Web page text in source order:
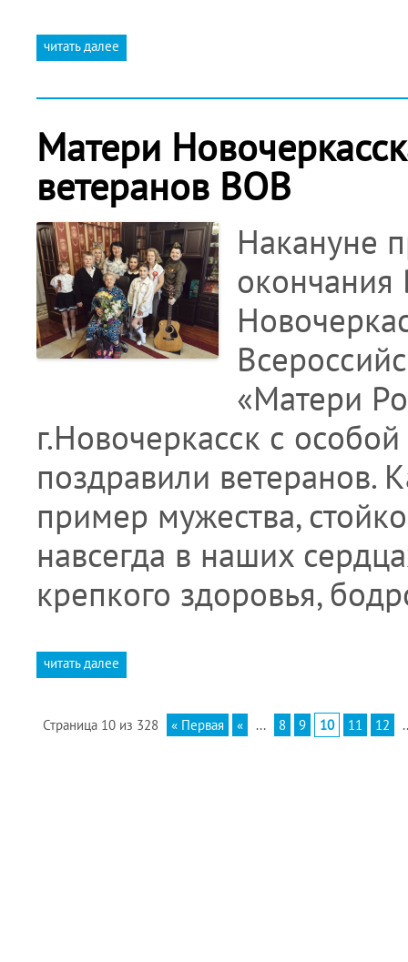
читать далее
Матери
ветеранов ВОВ
Накануне
окончания
«Матери
г.Новочеркасск с
поздравили ветеранов.
пример мужества,
навсегда в наших
крепкого здоровья,
читать далее
Страница 10 из 328 « Первая « ... 8 9 10 11 12